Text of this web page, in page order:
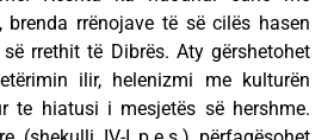
brenda rrënojave të së cilës hasen
rrethit të Dibrës. Aty gërshetohet
ilir, helenizmi me kulturën
te hiatusi i mesjetës së hershme.